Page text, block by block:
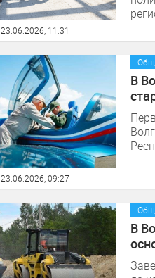
23.06.2026, 11:31
В
23.06.2026, 09:27
В